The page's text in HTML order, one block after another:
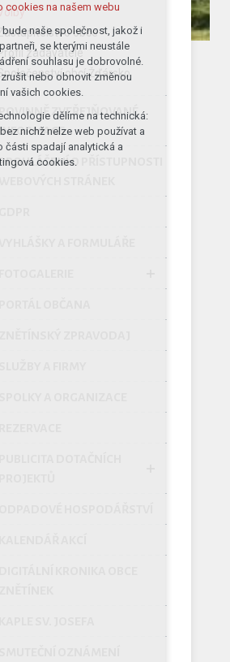
obce
Profil zadavatele
obcí Žďársko
POVINNĚ ZVEŘEJŇOVANÉ
INFORMACE
O PŘÍSTUPNOSTI
anonymizované
cookies (Google)
na našem webu
všechny cookies
vše
cookies na našem webu
bude naše společnost, jakož i
se kterými neustále
souhlasu je dobrovolné.
nebo obnovit změnou
vašich cookies.
dělíme na technická:
nichž nelze web používat a
části spadají analytická a
cookies.